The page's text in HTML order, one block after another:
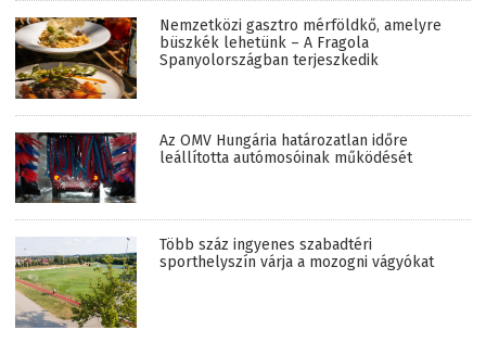
Nemzetközi gasztro mérföldkő, amelyre
büszkék lehetünk – A Fragola
Spanyolországban terjeszkedik
Az OMV Hungária határozatlan időre
leállította autómosóinak működését
Több száz ingyenes szabadtéri
sporthelyszín várja a mozogni vágyókat